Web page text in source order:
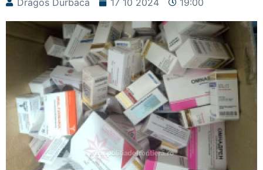
Dragos Durbaca 17 10 2024 19:00